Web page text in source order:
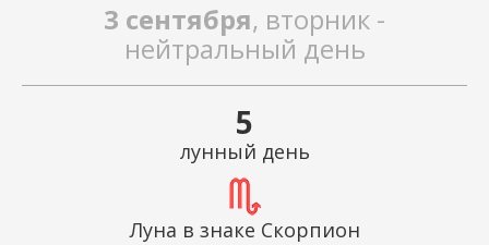
3 сентября, вторник -
нейтральный день
5
лунный день
Луна в знаке Скорпион